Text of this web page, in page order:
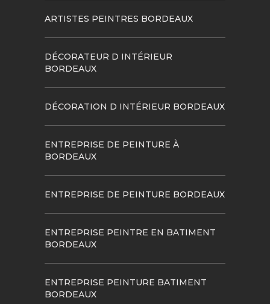
ARTISTES PEINTRES BORDEAUX
DÉCORATEUR D INTÉRIEUR
BORDEAUX
DÉCORATION D INTÉRIEUR BORDEAUX
ENTREPRISE DE PEINTURE À
BORDEAUX
ENTREPRISE DE PEINTURE BORDEAUX
ENTREPRISE PEINTRE EN BATIMENT
BORDEAUX
ENTREPRISE PEINTURE BATIMENT
BORDEAUX